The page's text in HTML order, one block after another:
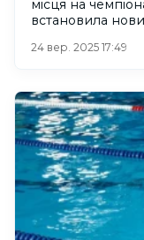
місця на
встановила
24 вер. 2025 17:49